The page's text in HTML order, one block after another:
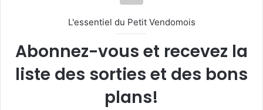
L'essentiel du Petit Vendomois
Abonnez-vous et recevez la
liste des sorties et des bons
plans!